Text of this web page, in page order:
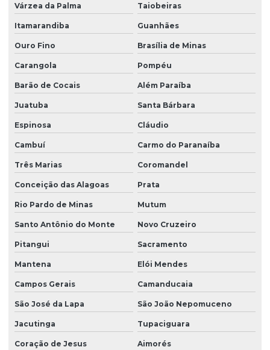
Sondagem a percussão com torque
Sondagem de reconhecimento do solo
Sondagem rotativa ensaio
Sondagem rotativa mista
Sondagem rotativa percussão
Sondagem rotativa em rocha
Sondagem rotativa em solo
Sondagem de solo para construção
Sondagem de solo para construção civil
Sondagem de solo mista
Sondagem de solo a trado
Sondagem de solo trado manual
Sondagem de solos e rochas
Sondagem SPT com torque
Várzea da Palma Taiobeiras
Itamarandiba Guanhães
Ouro Fino Brasília de Minas
Carangola Pompéu
Barão de Cocais Além Paraíba
Juatuba Santa Bárbara
Espinosa Cláudio
Cambuí Carmo do Paranaíba
Três Marias Coromandel
Conceição das Alagoas Prata
Rio Pardo de Minas Mutum
Santo Antônio do Monte Novo Cruzeiro
Pitangui Sacramento
Mantena Elói Mendes
Campos Gerais Camanducaia
São José da Lapa São João Nepomuceno
Jacutinga Tupaciguara
Coração de Jesus Aimorés